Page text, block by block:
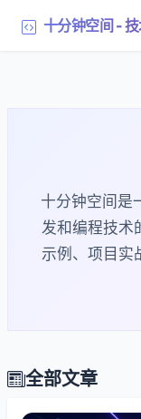
十分钟空间 -
十分钟空间是
发和编程技术
示例、项目实
全部文章